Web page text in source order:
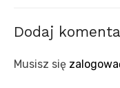
Dodaj
Musisz się